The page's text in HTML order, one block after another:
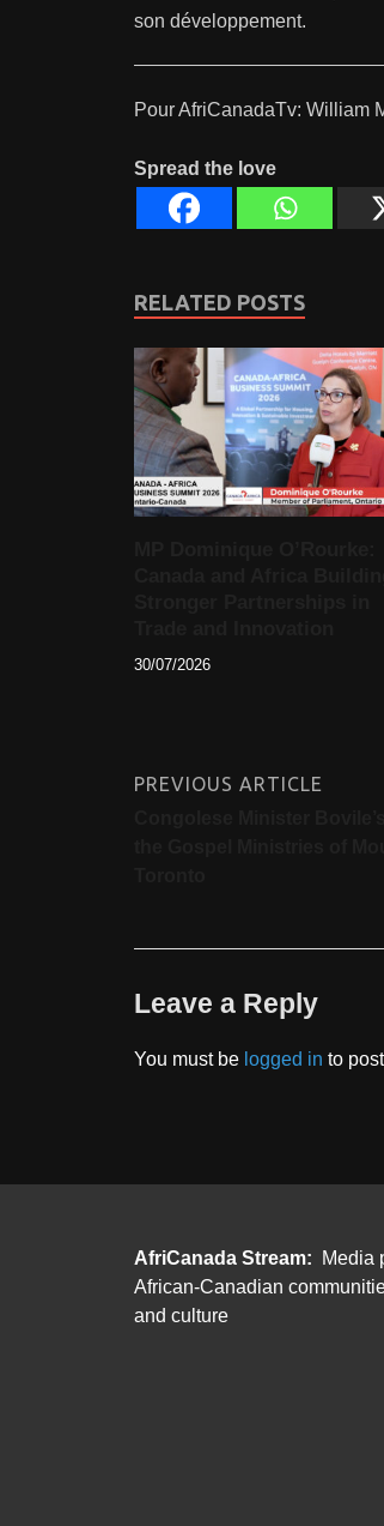
son développement.
Pour AfriCanadaTv: William
Spread the love
RELATED POSTS
30/07/2026
PREVIOUS ARTICLE
Leave a Reply
You must be logged in to
AfriCanada Stream:
Media
African-Canadian
and culture